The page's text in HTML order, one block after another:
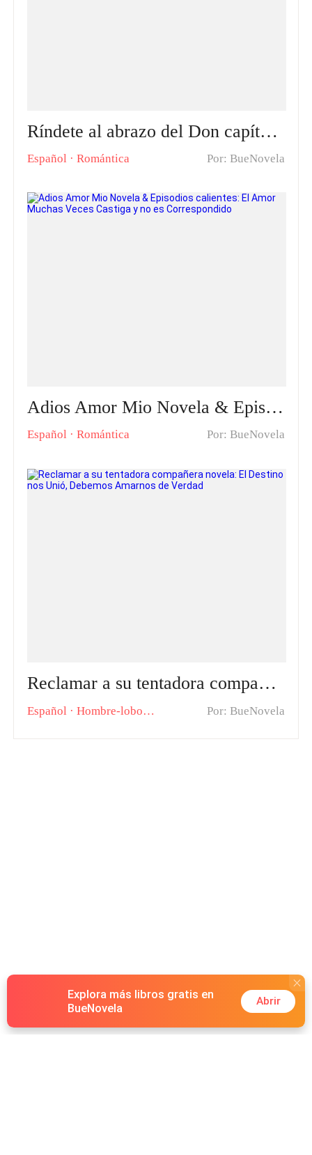
Ríndete al abrazo del Don capítulos calientes: ?Podrá Amelie ablandar el corazón de un asesino?
Español ·Romántica Por: BueNovela
Adios Amor Mio Novela & Episodios calientes: El Amor Muchas Veces Castiga y no es Correspondido
Español ·Romántica Por: BueNovela
Reclamar a su tentadora compañera novela: El Destino nos Unió, Debemos Amarnos de Verdad
Español ·Hombre-lobo RománticaPor: BueNovela
Explora más libros gratis en
BueNovela
Abrir